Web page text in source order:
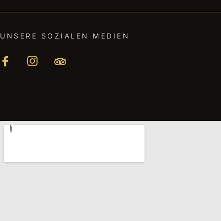
UNSERE SOZIALEN MEDIEN